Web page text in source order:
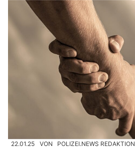
22.01.25 VON POLIZEI.NEWS REDAKTION